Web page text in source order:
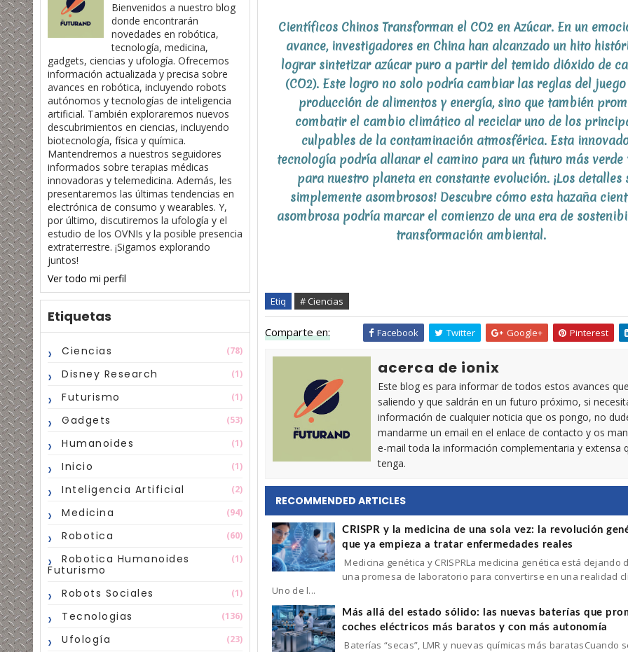
Bienvenidos a nuestro blog
donde encontrarán
novedades en robótica,
tecnología, medicina,
gadgets, ciencias y ufología. Ofrecemos
información actualizada y precisa sobre
avances en robótica, incluyendo robots
autónomos y tecnologías de inteligencia
artificial. También exploraremos nuevos
descubrimientos en ciencias, incluyendo
biotecnología, física y química.
Mantendremos a nuestros seguidores
informados sobre terapias médicas
innovadoras y telemedicina. Además, les
presentaremos las últimas tendencias en
electrónica de consumo y wearables. Y,
por último, discutiremos la ufología y el
estudio de los OVNIs y la posible presencia
extraterrestre. ¡Sigamos explorando
juntos!
Ver todo mi perfil
Etiquetas
Ciencias (78)
Disney Research (1)
Futurismo (1)
Gadgets (53)
Humanoides (1)
Inicio (1)
Inteligencia Artificial (2)
Medicina (94)
Robotica (60)
Robotica Humanoides
Futurismo
(1)
Robots Sociales (1)
Tecnologias (136)
Ufología (23)
Científicos Chinos Transforman el CO2 en Azúcar. En un
avance, investigadores en China han alcanzado un hito
lograr sintetizar azúcar puro a partir del temido dióxido de
(CO2). Este logro no solo podría cambiar las reglas del
producción de alimentos y energía, sino que también
combatir el cambio climático al reciclar uno de los
culpables de la contaminación atmosférica. Esta
tecnología podría allanar el camino para un futuro más verde
para nuestro planeta en constante evolución. ¡Los detalles
simplemente asombrosos! Descubre cómo esta hazaña
asombrosa podría marcar el comienzo de una era de
transformación ambiental.
Etiq # Ciencias
Comparte en: Facebook Twitter Google+ Pinterest
acerca de ionix
Este blog es para informar de todos estos avances
saliendo y que saldrán en un futuro próximo, si
información de cualquier noticia que os pongo, no
mandarme un email en el enlace de contacto y os
e-mail toda la información complementaria y extensa
tenga.
RECOMMENDED ARTICLES
CRISPR y la medicina de una sola vez: la revolución
que ya empieza a tratar enfermedades reales
Medicina genética y CRISPRLa medicina genética está dejando
una promesa de laboratorio para convertirse en una realidad
Uno de l...
Más allá del estado sólido: las nuevas baterías que
coches eléctricos más baratos y con más autonomía
Baterías “secas”, LMR y nuevas químicas más baratasCuando